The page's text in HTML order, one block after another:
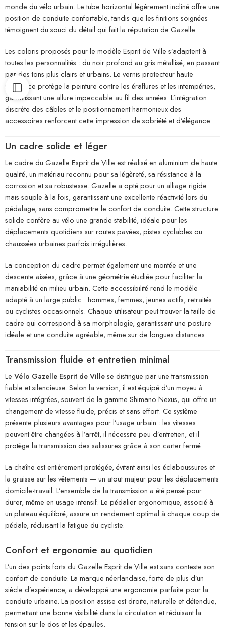
monde du vélo urbain. Le tube horizontal légèrement incliné offre une
position de conduite confortable, tandis que les finitions soignées
témoignent du souci du détail qui fait la réputation de Gazelle.
Les coloris proposés pour le modèle Esprit de Ville s’adaptent à
toutes les personnalités : du noir profond au gris métallisé, en passant
par des tons plus clairs et urbains. Le vernis protecteur haute
résistance protège la peinture contre les éraflures et les intempéries,
garantissant une allure impeccable au fil des années. L’intégration
discrète des câbles et le positionnement harmonieux des
accessoires renforcent cette impression de sobriété et d’élégance.
Un cadre solide et léger
Le cadre du Gazelle Esprit de Ville est réalisé en aluminium de haute
qualité, un matériau reconnu pour sa légèreté, sa résistance à la
corrosion et sa robustesse. Gazelle a opté pour un alliage rigide
mais souple à la fois, garantissant une excellente réactivité lors du
pédalage, sans compromettre le confort de conduite. Cette structure
solide confère au vélo une grande stabilité, idéale pour les
déplacements quotidiens sur routes pavées, pistes cyclables ou
chaussées urbaines parfois irrégulières.
La conception du cadre permet également une montée et une
descente aisées, grâce à une géométrie étudiée pour faciliter la
maniabilité en milieu urbain. Cette accessibilité rend le modèle
adapté à un large public : hommes, femmes, jeunes actifs, retraités
ou cyclistes occasionnels. Chaque utilisateur peut trouver la taille de
cadre qui correspond à sa morphologie, garantissant une posture
idéale et une conduite agréable, même sur de longues distances.
Transmission fluide et entretien minimal
Le Vélo Gazelle Esprit de Villese distingue par une transmission
fiable et silencieuse. Selon la version, il est équipé d’un moyeu à
vitesses intégrées, souvent de la gamme Shimano Nexus, qui offre un
changement de vitesse fluide, précis et sans effort. Ce système
présente plusieurs avantages pour l’usage urbain : les vitesses
peuvent être changées à l’arrêt, il nécessite peu d’entretien, et il
protège la transmission des salissures grâce à son carter fermé.
La chaîne est entièrement protégée, évitant ainsi les éclaboussures et
la graisse sur les vêtements — un atout majeur pour les déplacements
domicile-travail. L’ensemble de la transmission a été pensé pour
durer, même en usage intensif. Le pédalier ergonomique, associé à
un plateau équilibré, assure un rendement optimal à chaque coup de
pédale, réduisant la fatigue du cycliste.
Confort et ergonomie au quotidien
L’un des points forts du Gazelle Esprit de Ville est sans conteste son
confort de conduite. La marque néerlandaise, forte de plus d’un
siècle d’expérience, a développé une ergonomie parfaite pour la
conduite urbaine. La position assise est droite, naturelle et détendue,
permettant une bonne visibilité dans la circulation et réduisant la
tension sur le dos et les épaules.